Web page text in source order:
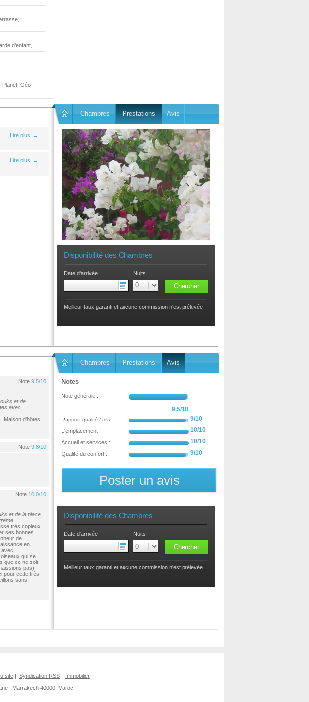
d'enfant,
Planet, Géo
Lire plus
Lire plus
Chambres Prestations Avis
Disponibilité des Chambres
Date d'arrivée Nuits
Meilleur taux garanti et aucune commission n'est prélevée
Note 9.5/10
et de
avec
Maison d'hôtes
Note 9.8/10
Note 10.0/10
et de la place
très copieux
ses bonnes
de
en
avec
qui se
que ce ne soit
pas)
pour cette très
sans
Chambres Prestations Avis
Notes
Note générale :
9.5/10
Rapport qualité / prix : 9/10
L'emplacement : 10/10
Accueil et services : 10/10
Qualité du confort : 9/10
Poster un avis
Disponibilité des Chambres
Date d'arrivée Nuits
Meilleur taux garanti et aucune commission n'est prélevée
site | Syndication RSS |
Immobilier
Marrakech 40000, Maroc